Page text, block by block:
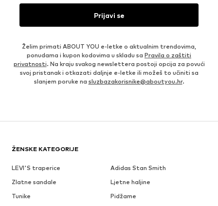
Prijavi se
Želim primati ABOUT YOU e-letke o aktualnim trendovima,
ponudama i kupon kodovima u skladu sa Pravila o zaštiti
privatnosti. Na kraju svakog newslettera postoji opcija za povući
svoj pristanak i otkazati daljnje e-letke ili možeš to učiniti sa
slanjem poruke na sluzbazakorisnike@aboutyou.hr.
ŽENSKE KATEGORIJE
LEVI'S traperice
Adidas Stan Smith
Zlatne sandale
Ljetne haljine
Tunike
Pidžame